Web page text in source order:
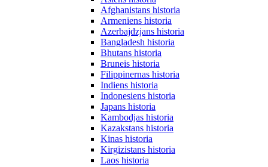
Afghanistans historia
Armeniens historia
Azerbajdzjans historia
Bangladesh historia
Bhutans historia
Bruneis historia
Filippinernas historia
Indiens historia
Indonesiens historia
Japans historia
Kambodjas historia
Kazakstans historia
Kinas historia
Kirgizistans historia
Laos historia